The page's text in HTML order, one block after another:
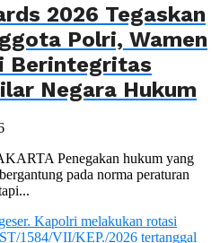
2026 Tegaskan
Polri, Wamen
Berintegritas
Negara Hukum
Penegakan hukum yang
pada norma peraturan